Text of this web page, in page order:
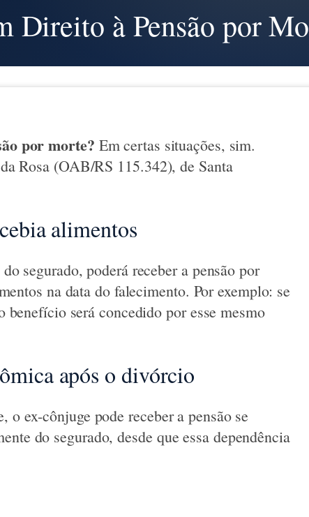
Direito à Pensão por
por morte? Em certas situações, sim.
Rosa (OAB/RS 115.342), de Santa
alimentos
segurado, poderá receber a pensão por
na data do falecimento. Por exemplo: se
benefício será concedido por esse mesmo
após o divórcio
ex-cônjuge pode receber a pensão se
do segurado, desde que essa dependência